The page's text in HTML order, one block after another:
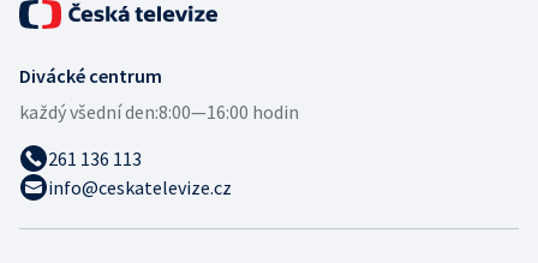
Divácké centrum
každý všední den:8:00—16:00 hodin
261 136 113
info@ceskatelevize.cz